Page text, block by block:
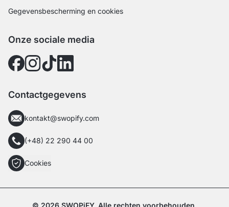
Gegevensbescherming en cookies
Onze sociale media
Contactgegevens
kontakt@swopify.com
(+48) 22 290 44 00
Cookies